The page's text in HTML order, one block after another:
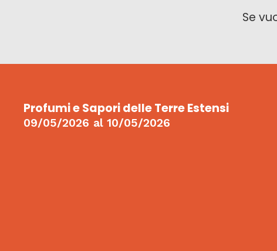
Se
Profumi e Sapori delle Terre Estensi
09/05/2026 al 10/05/2026